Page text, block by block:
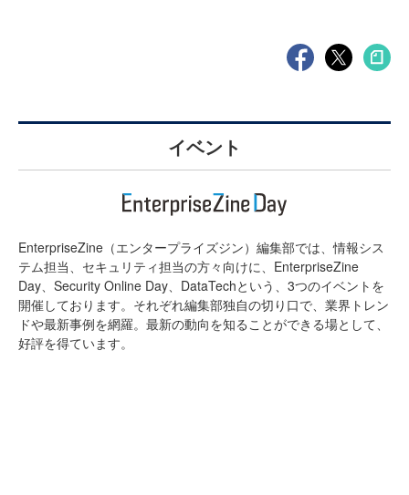
イベント
EnterpriseZine（エンタープライズジン）編集部では、情報シス
テム担当、セキュリティ担当の方々向けに、EnterpriseZine
Day、Security Online Day、DataTechという、3つのイベントを
開催しております。それぞれ編集部独自の切り口で、業界トレン
ドや最新事例を網羅。最新の動向を知ることができる場として、
好評を得ています。